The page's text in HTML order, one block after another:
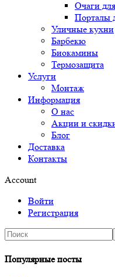
Очаги
Порталы
Уличные кухни
Барбекю
Биокамины
Термозащита
Услуги
Монтаж
Информация
О нас
Акции и
Блог
Доставка
Контакты
Account
Войти
Регистрация
Популярные посты